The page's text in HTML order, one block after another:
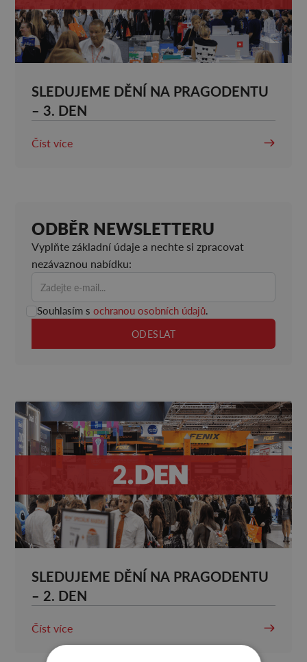
SLEDUJEME DĚNÍ NA PRAGODENTU
– 3. DEN
Číst více
ODBĚR NEWSLETTERU
Vyplňte základní údaje a nechte si zpracovat
nezávaznou nabídku:
Souhlasím sochranou osobních údajů.
SLEDUJEME DĚNÍ NA PRAGODENTU
– 2. DEN
Číst více